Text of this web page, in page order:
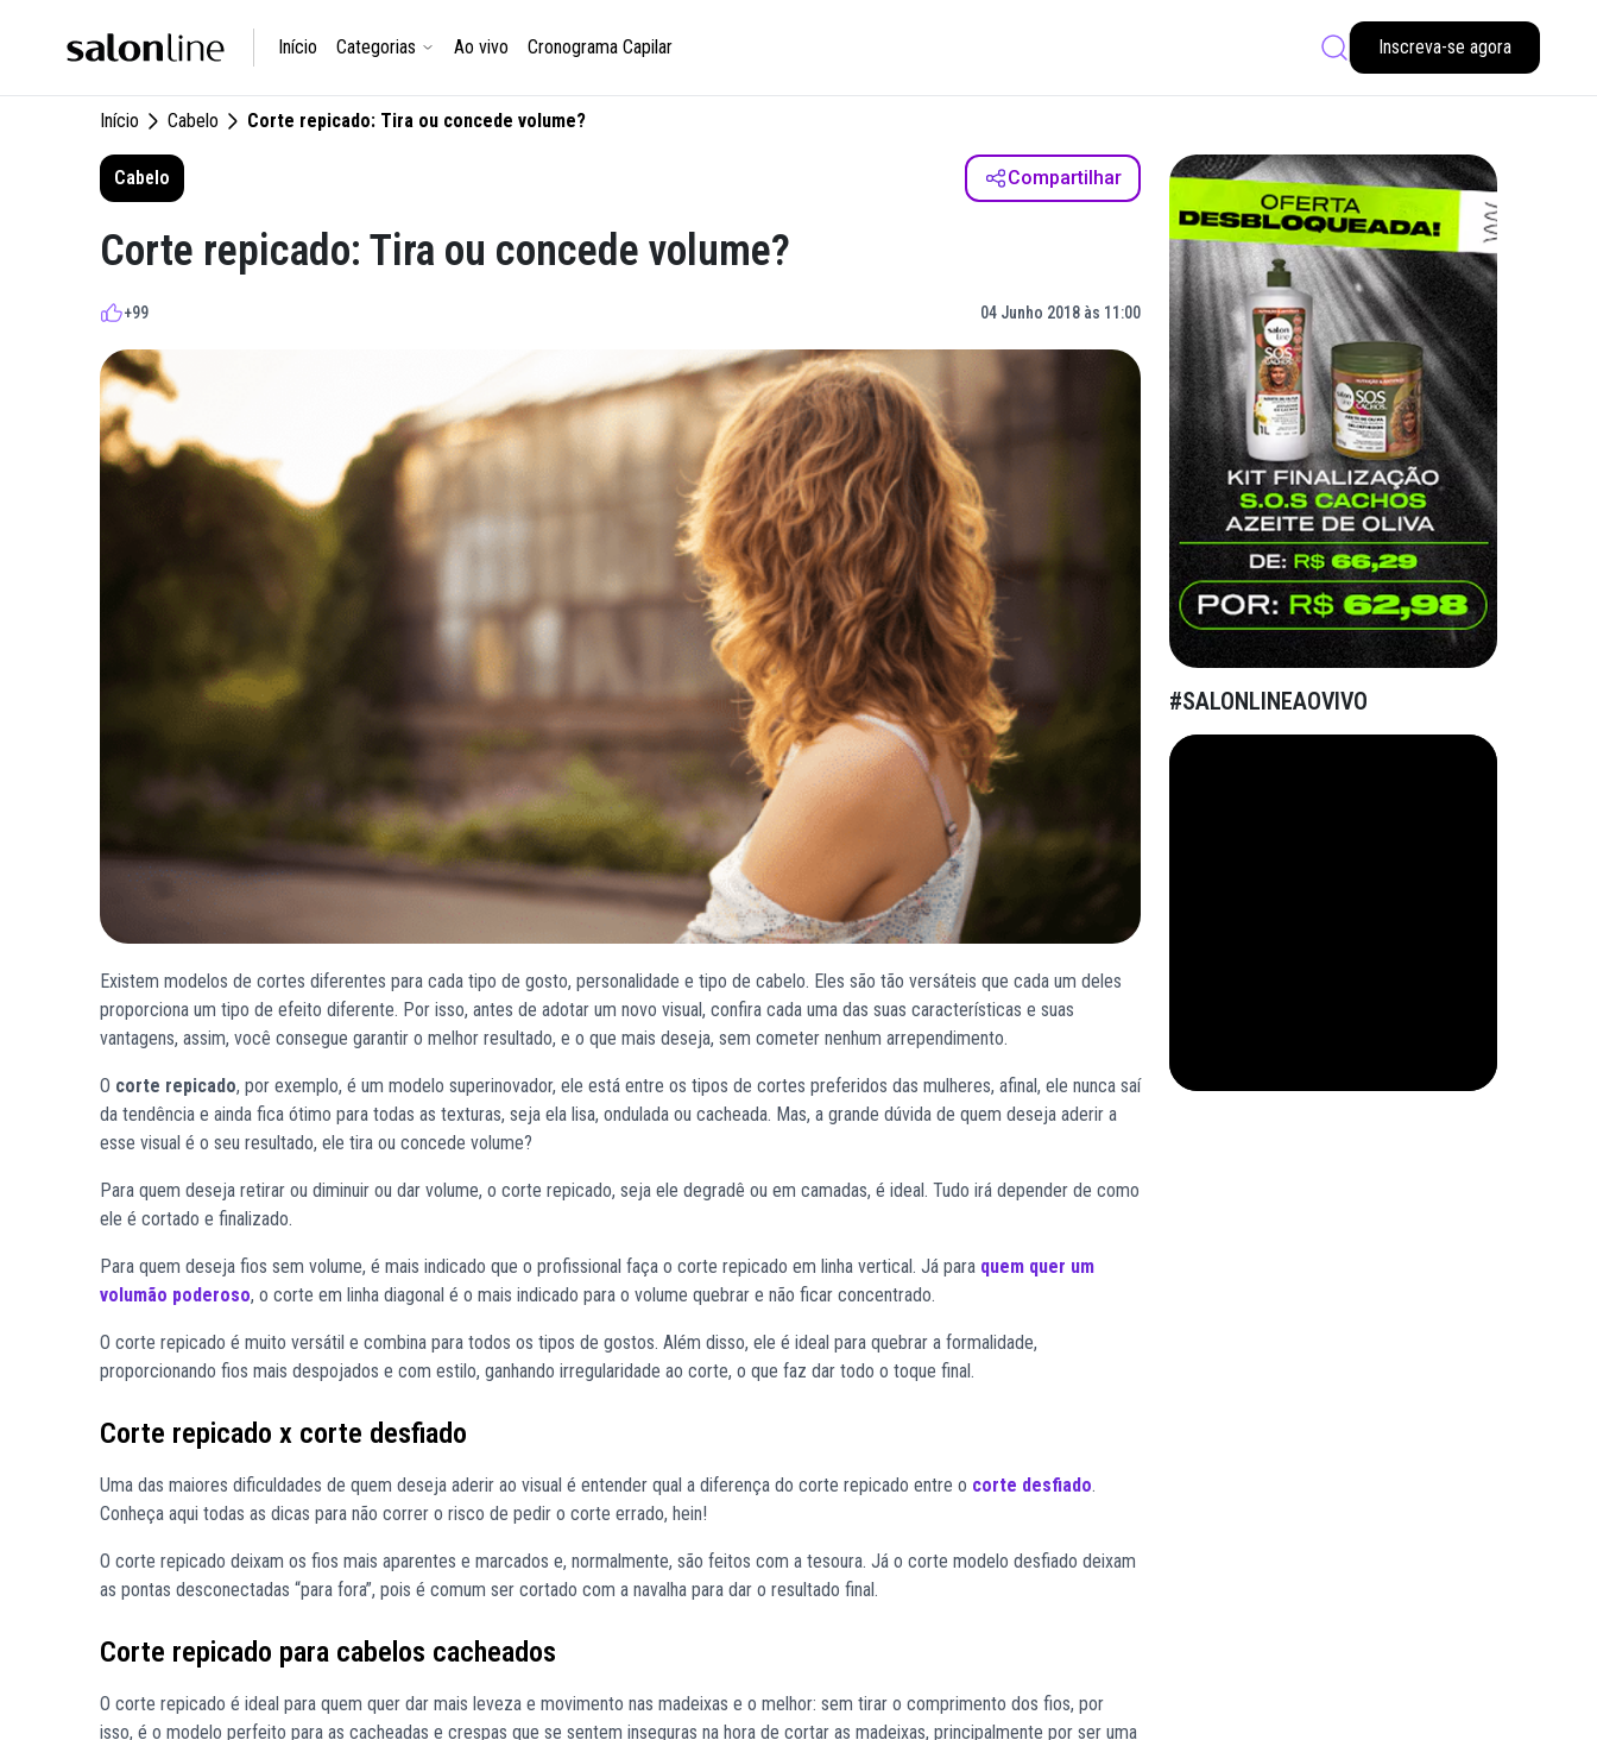
Início Categorias Ao vivo Cronograma Capilar Inscreva-se agora
Início Cabelo Corte repicado: Tira ou concede volume?
Cabelo Compartilhar
Corte repicado: Tira ou concede volume?
+99 04 Junho 2018 às 11:00
Existem modelos de cortes diferentes para cada tipo de gosto, personalidade e tipo de cabelo. Eles são tão versáteis que cada um deles
proporciona um tipo de efeito diferente. Por isso, antes de adotar um novo visual, confira cada uma das suas características e suas
vantagens, assim, você consegue garantir o melhor resultado, e o que mais deseja, sem cometer nenhum arrependimento.
O corte repicado, por exemplo, é um modelo superinovador, ele está entre os tipos de cortes preferidos das mulheres, afinal, ele nunca saí
da tendência e ainda fica ótimo para todas as texturas, seja ela lisa, ondulada ou cacheada. Mas, a grande dúvida de quem deseja aderir a
esse visual é o seu resultado, ele tira ou concede volume?
Para quem deseja retirar ou diminuir ou dar volume, o corte repicado, seja ele degradê ou em camadas, é ideal. Tudo irá depender de como
ele é cortado e finalizado.
Para quem deseja fios sem volume, é mais indicado que o profissional faça o corte repicado em linha vertical. Já para quem quer um
volumão poderoso, o corte em linha diagonal é o mais indicado para o volume quebrar e não ficar concentrado.
O corte repicado é muito versátil e combina para todos os tipos de gostos. Além disso, ele é ideal para quebrar a formalidade,
proporcionando fios mais despojados e com estilo, ganhando irregularidade ao corte, o que faz dar todo o toque final.
Corte repicado x corte desfiado
Uma das maiores dificuldades de quem deseja aderir ao visual é entender qual a diferença do corte repicado entre o corte desfiado.
Conheça aqui todas as dicas para não correr o risco de pedir o corte errado, hein!
O corte repicado deixam os fios mais aparentes e marcados e, normalmente, são feitos com a tesoura. Já o corte modelo desfiado deixam
as pontas desconectadas “para fora”, pois é comum ser cortado com a navalha para dar o resultado final.
Corte repicado para cabelos cacheados
O corte repicado é ideal para quem quer dar mais leveza e movimento nas madeixas e o melhor: sem tirar o comprimento dos fios, por
isso, é o modelo perfeito para as cacheadas e crespas que se sentem inseguras na hora de cortar as madeixas, principalmente por ser uma
#SALONLINEAOVIVO